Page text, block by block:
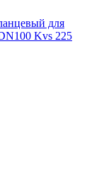
для
Kvs 225